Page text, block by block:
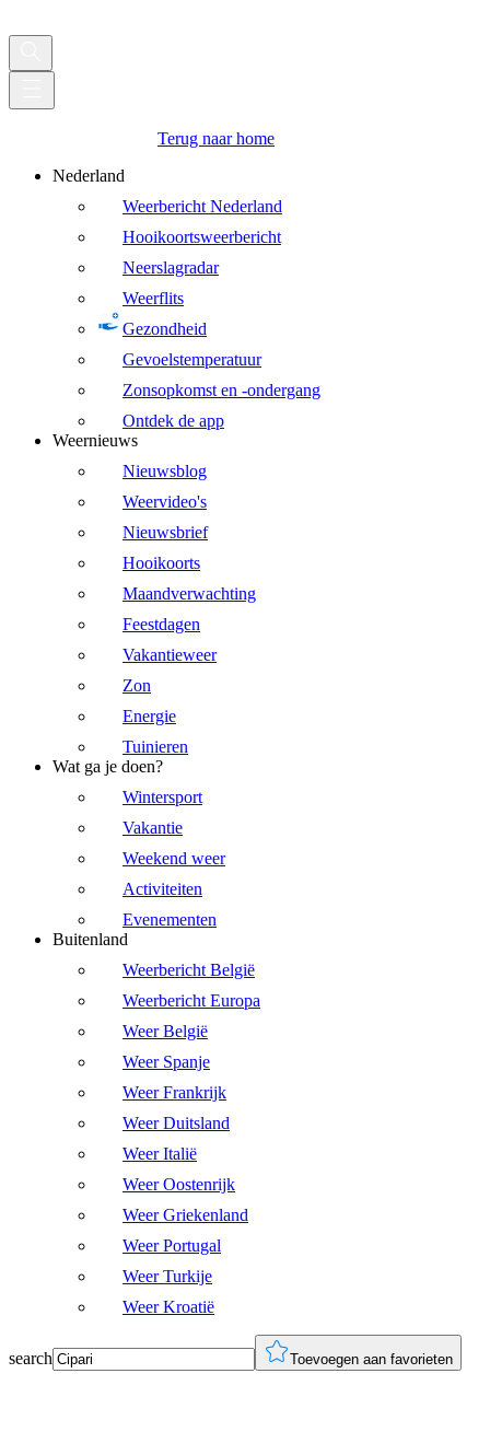
Terug naar home
Nederland
Weerbericht Nederland
Hooikoortsweerbericht
Neerslagradar
Weerflits
Gezondheid
Gevoelstemperatuur
Zonsopkomst en -ondergang
Ontdek de app
Weernieuws
Nieuwsblog
Weervideo's
Nieuwsbrief
Hooikoorts
Maandverwachting
Feestdagen
Vakantieweer
Zon
Energie
Tuinieren
Wat ga je doen?
Wintersport
Vakantie
Weekend weer
Activiteiten
Evenementen
Buitenland
Weerbericht België
Weerbericht Europa
Weer België
Weer Spanje
Weer Frankrijk
Weer Duitsland
Weer Italië
Weer Oostenrijk
Weer Griekenland
Weer Portugal
Weer Turkije
Weer Kroatië
search Toevoegen aan favorieten